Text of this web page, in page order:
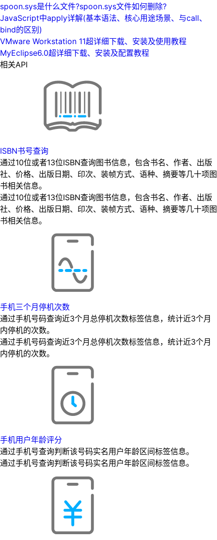
spoon.sys是什么文件?spoon.sys文件如何删除?
JavaScript中apply详解(基本语法、核心用途场景、与call、
bind的区别)
VMware Workstation 11超详细下载、安装及使用教程
MyEclipse6.0超详细下载、安装及配置教程
相关API
ISBN书号查询
通过10位或者13位ISBN查询图书信息，包含书名、作者、出版
社、价格、出版日期、印次、装帧方式、语种、摘要等几十项图
书相关信息。
通过10位或者13位ISBN查询图书信息，包含书名、作者、出版
社、价格、出版日期、印次、装帧方式、语种、摘要等几十项图
书相关信息。
手机三个月停机次数
通过手机号码查询近3个月总停机次数标签信息，统计近3个月
内停机的次数。
通过手机号码查询近3个月总停机次数标签信息，统计近3个月
内停机的次数。
手机用户年龄评分
通过手机号查询判断该号码实名用户年龄区间标签信息。
通过手机号查询判断该号码实名用户年龄区间标签信息。